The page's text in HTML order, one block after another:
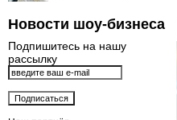
Новости шоу-бизнеса
Подпишитесь на нашу
рассылку